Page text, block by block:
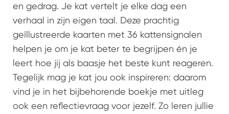
en gedrag. Je kat vertelt je elke dag een
verhaal in zijn eigen taal. Deze prachtig
geïllustreerde kaarten met 36 kattensignalen
helpen je om je kat beter te begrijpen én je
leert hoe jij als baasje het beste kunt reageren.
Tegelijk mag je kat jou ook inspireren: daarom
vind je in het bijbehorende boekje met uitleg
ook een reflectievraag voor jezelf. Zo leren jullie